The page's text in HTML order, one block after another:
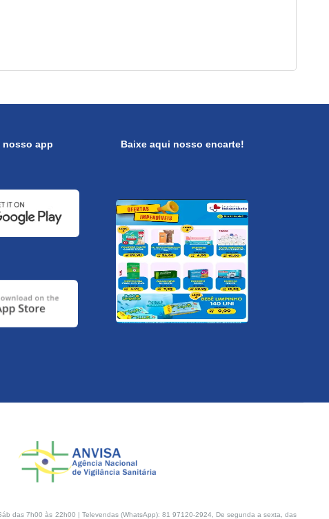
nosso app Baixe aqui nosso encarte!
das 7h00 às 22h00 | Televendas (WhatsApp): 81 97120-2924, De segunda a sexta, das